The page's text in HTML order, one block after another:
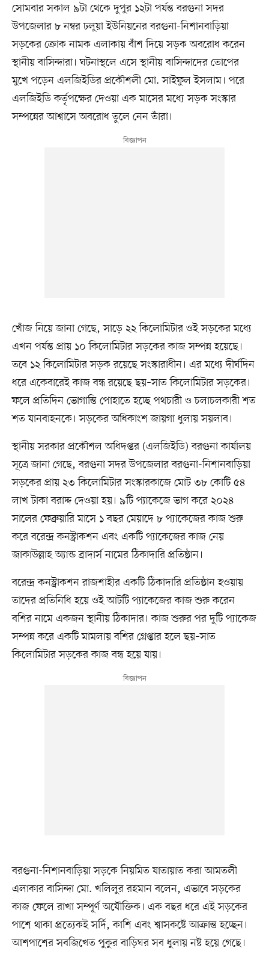
সোমবার সকাল ৯টা থেকে দুপুর ১২টা পর্যন্ত বরগুনা সদর
উপজেলার ৮ নম্বর ঢলুয়া ইউনিয়নের বরগুনা-নিশানবাড়িয়া
সড়কের ক্রোক নামক এলাকায় বাঁশ দিয়ে সড়ক অবরোধ করেন
স্থানীয় বাসিন্দারা। ঘটনাস্থলে এসে স্থানীয় বাসিন্দাদের তোপের
মুখে পড়েন এলজিইডির প্রকৌশলী মো. সাইফুল ইসলাম। পরে
এলজিইডি কর্তৃপক্ষের দেওয়া এক মাসের মধ্যে সড়ক সংস্কার
সম্পন্নের আশ্বাসে অবরোধ তুলে নেন তাঁরা।
খোঁজ নিয়ে জানা গেছে, সাড়ে ২২ কিলোমিটার ওই সড়কের মধ্যে
এখন পর্যন্ত প্রায় ১০ কিলোমিটার সড়কের কাজ সম্পন্ন হয়েছে।
তবে ১২ কিলোমিটার সড়ক রয়েছে সংস্কারাধীন। এর মধ্যে দীর্ঘদিন
ধরে একেবারেই কাজ বন্ধ রয়েছে ছয়–সাত কিলোমিটার সড়কের।
ফলে প্রতিদিন ভোগান্তি পোহাতে হচ্ছে পথচারী ও চলাচলকারী শত
শত যানবাহনকে। সড়কের অধিকাংশ জায়গা ধুলায় সয়লাব।
স্থানীয় সরকার প্রকৌশল অধিদপ্তর (এলজিইডি) বরগুনা কার্যালয়
সূত্রে জানা গেছে, বরগুনা সদর উপজেলার বরগুনা-নিশানবাড়িয়া
সড়কের প্রায় ২৩ কিলোমিটার সংস্কারকাজে মোট ৩৮ কোটি ৫৪
লাখ টাকা বরাদ্দ দেওয়া হয়। ৯টি প্যাকেজে ভাগ করে ২০২৪
সালের ফেব্রুয়ারি মাসে ১ বছর মেয়াদে ৮ প্যাকেজের কাজ শুরু
করে বরেন্দ্র কনস্ট্রাকশন এবং একটি প্যাকেজের কাজ নেয়
জাকাউল্লাহ অ্যান্ড ব্রাদার্স নামের ঠিকাদারি প্রতিষ্ঠান।
বরেন্দ্র কনস্ট্রাকশন রাজশাহীর একটি ঠিকাদারি প্রতিষ্ঠান হওয়ায়
তাদের প্রতিনিধি হয়ে ওই আটটি প্যাকেজের কাজ শুরু করেন
বশির নামে একজন স্থানীয় ঠিকাদার। কাজ শুরুর পর দুটি প্যাকেজ
সম্পন্ন করে একটি মামলায় বশির গ্রেপ্তার হলে ছয়–সাত
কিলোমিটার সড়কের কাজ বন্ধ হয়ে যায়।
বরগুনা-নিশানবাড়িয়া সড়কে নিয়মিত যাতায়াত করা আমতলী
এলাকার বাসিন্দা মো. খলিলুর রহমান বলেন, এভাবে সড়কের
কাজ ফেলে রাখা সম্পূর্ণ অযৌক্তিক। এক বছর ধরে এই সড়কের
পাশে থাকা প্রত্যেকই সর্দি, কাশি এবং শ্বাসকষ্টে আক্রান্ত হচ্ছেন।
আশপাশের সবজিখেত পুকুর বাড়িঘর সব ধুলায় নষ্ট হয়ে গেছে।